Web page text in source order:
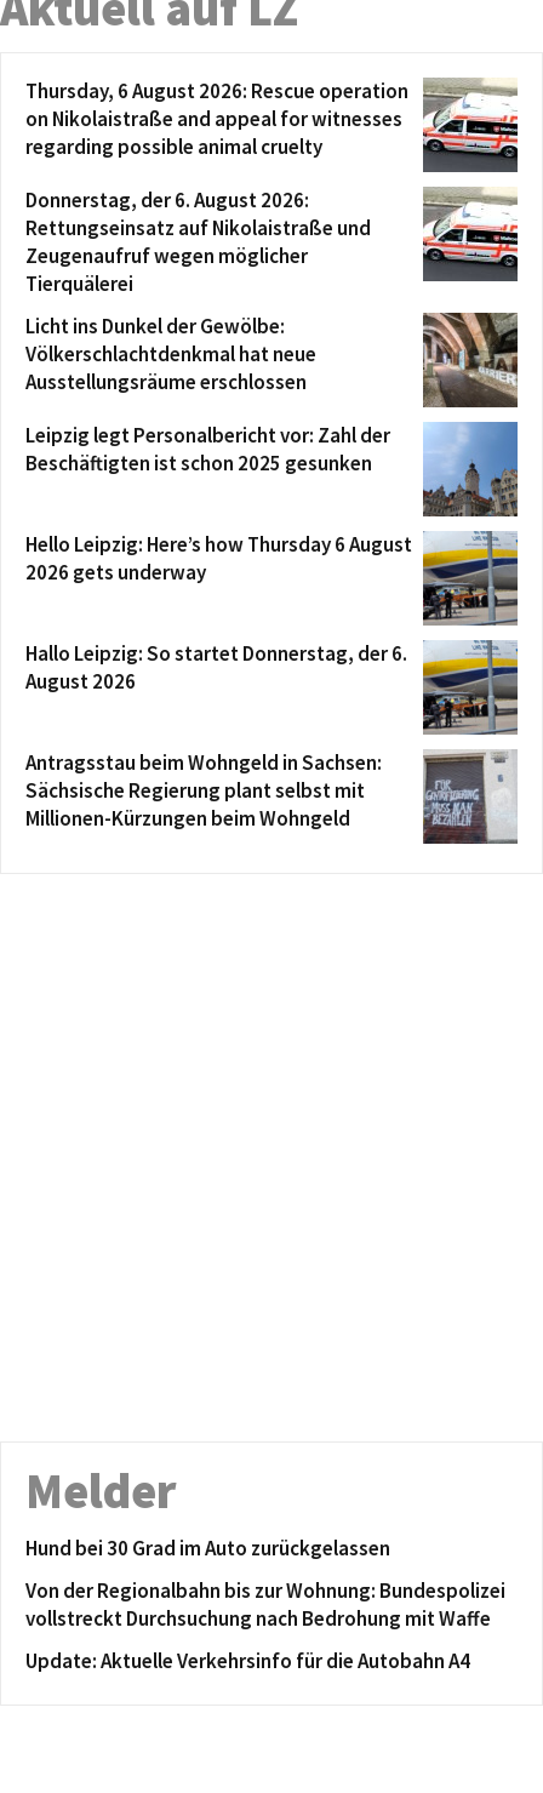
Thursday, 6 August 2026: Rescue operation
on Nikolaistraße and appeal for witnesses
regarding possible animal cruelty
Donnerstag, der 6. August 2026:
Rettungseinsatz auf Nikolaistraße und
Zeugenaufruf wegen möglicher
Tierquälerei
Licht ins Dunkel der Gewölbe:
Völkerschlachtdenkmal hat neue
Ausstellungsräume erschlossen
Leipzig legt Personalbericht vor: Zahl der
Beschäftigten ist schon 2025 gesunken
Hello Leipzig: Here’s how Thursday 6 August
2026 gets underway
Hallo Leipzig: So startet Donnerstag, der 6.
August 2026
Antragsstau beim Wohngeld in Sachsen:
Sächsische Regierung plant selbst mit
Millionen-Kürzungen beim Wohngeld
Melder
Hund bei 30 Grad im Auto zurückgelassen
Von der Regionalbahn bis zur Wohnung: Bundespolizei
vollstreckt Durchsuchung nach Bedrohung mit Waffe
Update: Aktuelle Verkehrsinfo für die Autobahn A4